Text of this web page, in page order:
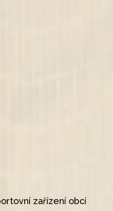
zařízení obcí